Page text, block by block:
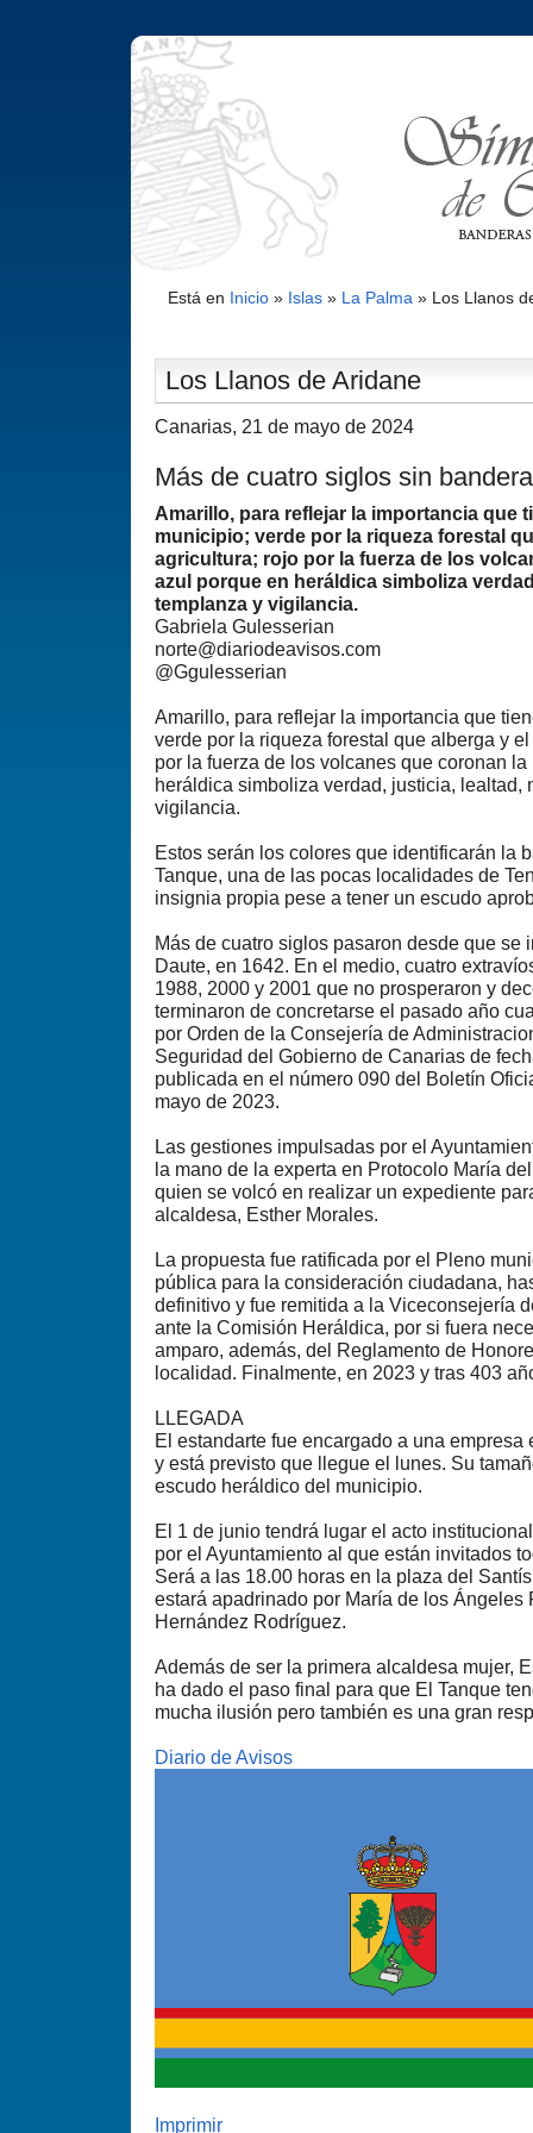
Está en Inicio» Islas» La Palma » Los Llanos
Los Llanos de Aridane
Canarias, 21 de mayo de 2024
Más de cuatro siglos sin bandera
Amarillo, para reflejar la importancia que
municipio; verde por la riqueza forestal
agricultura; rojo por la fuerza de los
azul porque en heráldica simboliza
templanza y vigilancia.
Gabriela Gulesserian
norte@diariodeavisos.com
@Ggulesserian
Amarillo, para reflejar la importancia que
verde por la riqueza forestal que alberga y
por la fuerza de los volcanes que coronan
heráldica simboliza verdad, justicia, lealtad,
vigilancia.
Estos serán los colores que identificarán la
Tanque, una de las pocas localidades de
insignia propia pese a tener un escudo
Más de cuatro siglos pasaron desde que se
Daute, en 1642. En el medio, cuatro
1988, 2000 y 2001 que no prosperaron y
terminaron de concretarse el pasado año
por Orden de la Consejería de
Seguridad del Gobierno de Canarias de
publicada en el número 090 del Boletín
mayo de 2023.
Las gestiones impulsadas por el
la mano de la experta en Protocolo María
quien se volcó en realizar un expediente
alcaldesa, Esther Morales.
La propuesta fue ratificada por el Pleno
pública para la consideración ciudadana,
definitivo y fue remitida a la Viceconsejería
ante la Comisión Heráldica, por si fuera
amparo, además, del Reglamento de
localidad. Finalmente, en 2023 y tras 403
LLEGADA
El estandarte fue encargado a una
y está previsto que llegue el lunes. Su
escudo heráldico del municipio.
El 1 de junio tendrá lugar el acto
por el Ayuntamiento al que están invitados
Será a las 18.00 horas en la plaza del
estará apadrinado por María de los Ángeles
Hernández Rodríguez.
Además de ser la primera alcaldesa mujer,
ha dado el paso final para que El Tanque
mucha ilusión pero también es una gran
Diario de Avisos
Imprimir